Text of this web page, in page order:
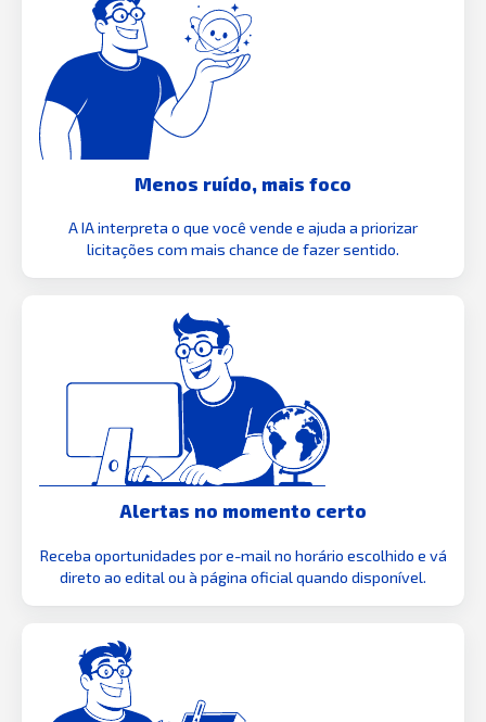
Menos ruído, mais foco
A IA interpreta o que você vende e ajuda a priorizar
licitações com mais chance de fazer sentido.
Alertas no momento certo
Receba oportunidades por e-mail no horário escolhido e vá
direto ao edital ou à página oficial quando disponível.